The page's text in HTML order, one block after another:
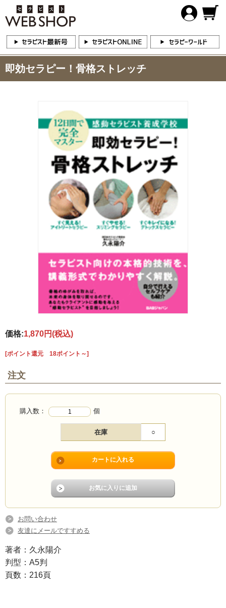
即効セラピー！骨格ストレッチ
価格:1,870円(税込)
[ポイント還元 18ポイント～]
注文
購入数： 個
在庫 ○
お問い合わせ
友達にメールですすめる
著者：久永陽介
判型：A5判
頁数：216頁